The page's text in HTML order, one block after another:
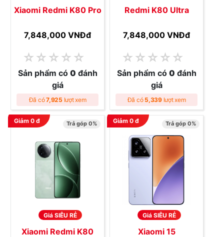
Xiaomi Redmi K80 Pro
7,848,000 VNĐđ
☆ ☆ ☆ ☆ ☆
Sản phẩm có 0 đánh
giá
Đã có7,925 lượt xem
Redmi K80 Ultra
7,848,000 VNĐđ
☆ ☆ ☆ ☆ ☆
Sản phẩm có 0 đánh
giá
Đã có 5,339lượt xem
Giảm 0đ Trả góp 0%
Giá SIÊU RẺ
Xiaomi Redmi K80
Giảm 0đ Trả góp 0%
Giá SIÊU RẺ
Xiaomi 15